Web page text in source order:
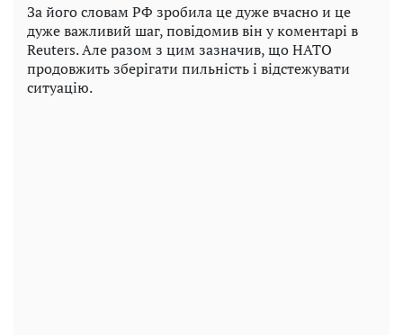
За його словам РФ зробила це дуже вчасно и це
дуже важливий шаг, повідомив він у коментарі в
Reuters. Але разом з цим зазначив, що НАТО
продовжить зберігати пильність і відстежувати
ситуацію.